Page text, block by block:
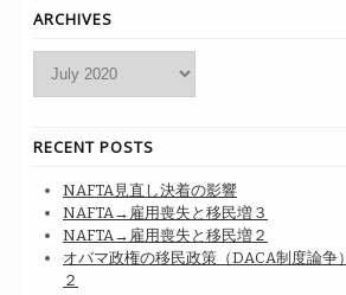
ARCHIVES
RECENT POSTS
NAFTA見直し決着の影響
NAFTA→雇用喪失と移民増３
NAFTA→雇用喪失と移民増２
オバマ政権の移民政策（DACA制度論争）
２